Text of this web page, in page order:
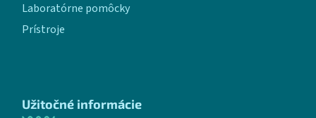
Laboratórne pomôcky
Prístroje
Užitočné informácie